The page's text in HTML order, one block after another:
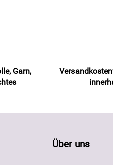
Garn,
Über uns